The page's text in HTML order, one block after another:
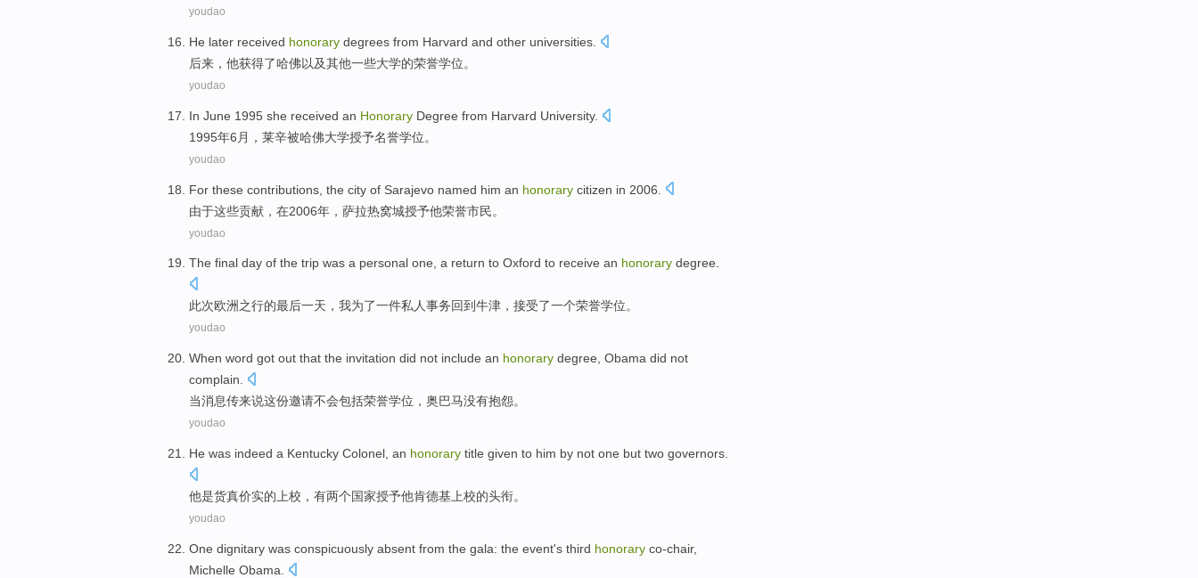
youdao
He later received honorary degrees from Harvard and other universities
后来 ， 他获得了哈佛以及其他一些大学的荣誉学位。
youdao
In June 1995 she received an Honorary Degree from Harvard University.
1995年6月 ，莱辛被哈佛大学授予名誉学位。
youdao
For these contributions , the city of Sarajevo named him an honorary citizen in 2006.
由于这些贡献 ，在2006年， 萨拉热窝城授予他荣誉市民。
youdao
The final day of the trip was a personal one, a return to Oxford to receive an honorary degree.
此次欧洲之行的最后一天 ，我为了一件私人事务回到牛津 ， 接受了一个荣誉学位。
youdao
When word got out that the invitation did not include an honorary degree Obama did not
complain
当消息传来说这份邀请不会包括荣誉学位 ， 奥巴马没有抱怨。
youdao
He was indeed a Kentucky Colonel , an honorary title given to him by not one but two governors.
他是货真价实的 上校 ，有两个国家授予他肯德基 上校的头衔。
youdao
One dignitary was conspicuously absent from the gala: the event's third honorary co-chair,
Michelle Obama